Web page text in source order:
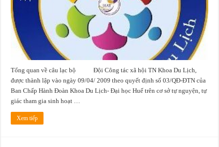
Tổng quan về câu lạc bộ Đội Công tác xã hội TN Khoa Du Lịch,
được thành lập vào ngày 09/04/ 2009 theo quyết định số 03/QĐ-ĐTN của
Ban Chấp Hành Đoàn Khoa Du Lịch- Đại học Huế trên cơ sở tự nguyện, tự
giác tham gia sinh hoạt …
Xem tiếp